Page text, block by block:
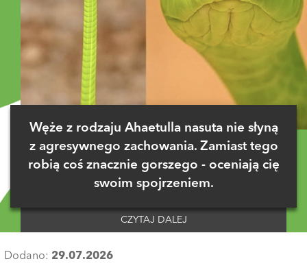
Węże z rodzaju Ahaetulla nasuta nie słyną
z agresywnego zachowania. Zamiast tego
robią coś znacznie gorszego - oceniają cię
swoim spojrzeniem.
CZYTAJ DALEJ
Dodano: 29.07.2026